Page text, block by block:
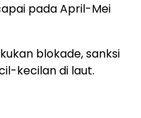
pada April-Mei
blokade, sanksi
kecilan di laut.